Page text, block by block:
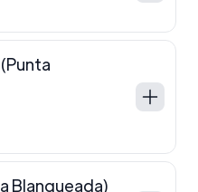
Blanqueada)